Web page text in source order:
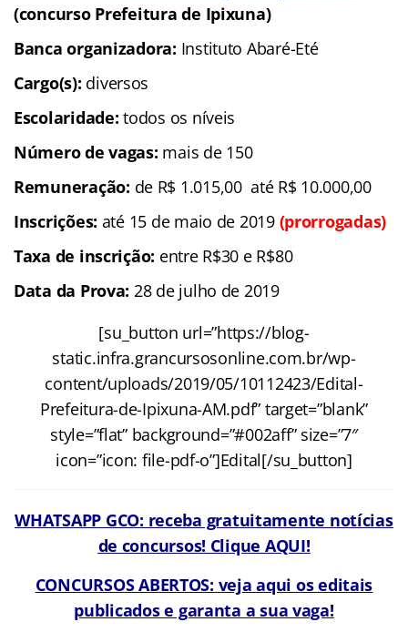
(concurso Prefeitura de Ipixuna)
Banca organizadora: Instituto Abaré-Eté
Cargo(s): diversos
Escolaridade:todos os níveis
Número de vagas: mais de 150
Remuneração: de R$ 1.015,00 até R$ 10.000,00
Inscrições: até 15 de maio de 2019 (prorrogadas)
Taxa de inscrição: entre R$30 e R$80
Data da Prova: 28 de julho de 2019
[su_button url=”https://blog-
static.infra.grancursosonline.com.br/wp-
content/uploads/2019/05/10112423/Edital-
Prefeitura-de-Ipixuna-AM.pdf” target=”blank”
style=”flat” background=”#002aff” size=”7″
icon=”icon: file-pdf-o”]Edital[/su_button]
WHATSAPP GCO: receba gratuitamente notícias
de concursos! Clique AQUI!
CONCURSOS ABERTOS: veja aqui os editais
publicados e garanta a sua vaga!